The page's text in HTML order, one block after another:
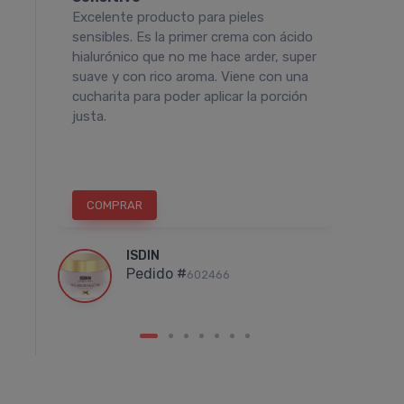
sin interésde
$8.744 10%
1.889 Leloir$
$48.565
Excelente producto para pieles
sensibles. Es la primer crema con ácido
hialurónico que no me hace arder, super
suave y con rico aroma. Viene con una
cucharita para poder aplicar la porción
justa.
COMPRAR
ISDIN
Pedido #602466